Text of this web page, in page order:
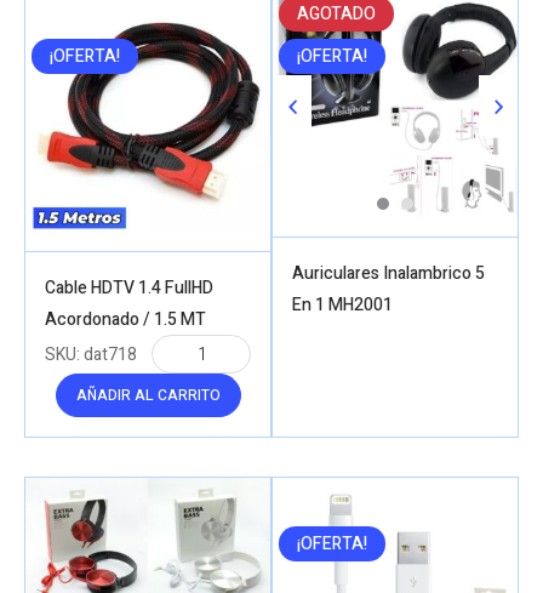
¡OFERTA!
Cable HDTV 1.4 FullHD
Acordonado / 1.5 MT
AÑADIR AL CARRITO
SKU:dat718
AGOTADO
¡OFERTA!
Auriculares Inalambrico 5
En 1 MH2001
¡OFERTA!